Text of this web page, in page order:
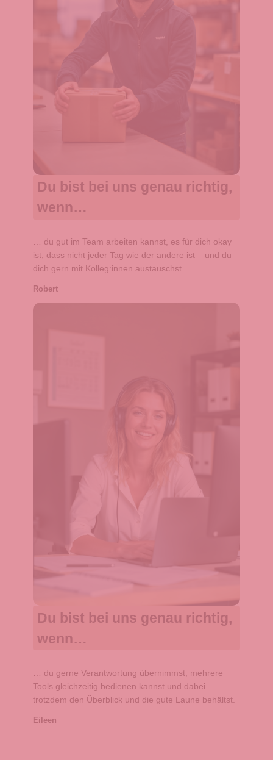
Du bist bei uns genau richtig,
wenn…
… du gut im Team arbeiten kannst, es für dich okay
ist, dass nicht jeder Tag wie der andere ist – und du
dich gern mit Kolleg:innen austauschst.
Robert
Du bist bei uns genau richtig,
wenn…
… du gerne Verantwortung übernimmst, mehrere
Tools gleichzeitig bedienen kannst und dabei
trotzdem den Überblick und die gute Laune behältst.
Eileen